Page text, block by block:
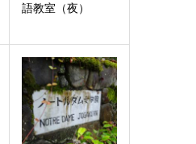
語教室（夜）